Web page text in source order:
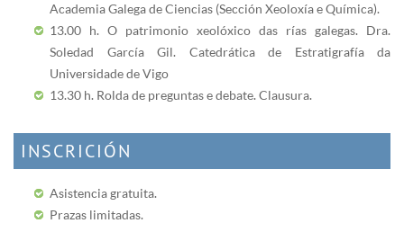
Academia Galega de Ciencias (Sección Xeoloxía e Química).
13.00 h. O patrimonio xeolóxico das rías galegas. Dra.
Soledad García Gil. Catedrática de Estratigrafía da
Universidade de Vigo
13.30 h. Rolda de preguntas e debate. Clausura.
INSCRICIÓN
Asistencia gratuita.
Prazas limitadas.